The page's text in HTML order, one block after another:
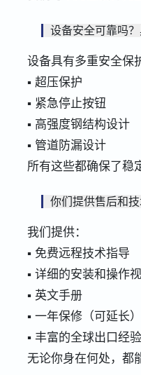
设备安全可靠吗？
设备具有多重安全保
▪ 超压保护
▪ 紧急停止按钮
▪ 高强度钢结构设计
▪ 管道防漏设计
所有这些都确保了稳
你们提供售后和技
我们提供：
▪ 免费远程技术指导
▪ 详细的安装和操作
▪ 英文手册
▪ 一年保修（可延长）
▪ 丰富的全球出口经验
无论你身在何处，都